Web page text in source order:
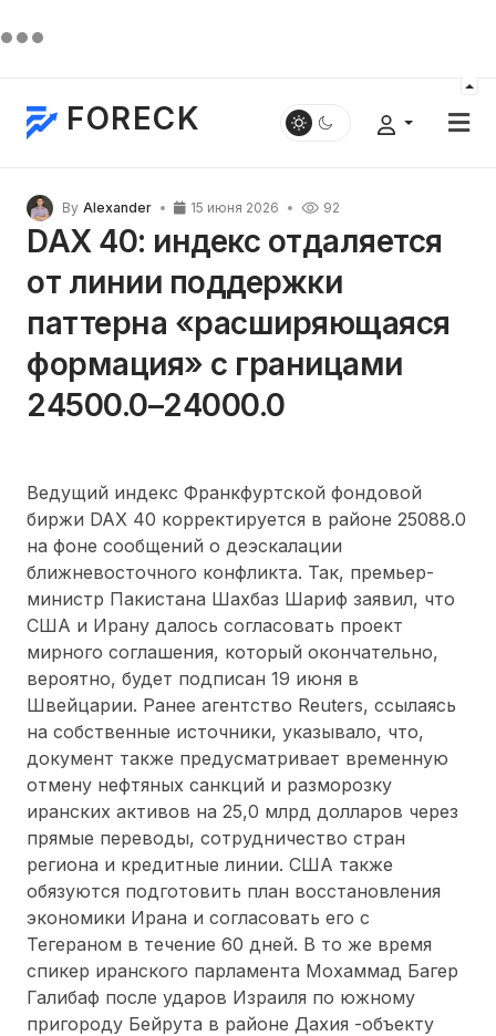
FORECK
By Alexander 15 июня 2026 92
DAX 40: индекс отдаляется
от линии поддержки
паттерна «расширяющаяся
формация» с границами
24500.0–24000.0
Ведущий индекс Франкфуртской фондовой
биржи DAX 40 корректируется в районе 25088.0
на фоне сообщений о деэскалации
ближневосточного конфликта. Так, премьер-
министр Пакистана Шахбаз Шариф заявил, что
США и Ирану далось согласовать проект
мирного соглашения, который окончательно,
вероятно, будет подписан 19 июня в
Швейцарии. Ранее агентство Reuters, ссылаясь
на собственные источники, указывало, что,
документ также предусматривает временную
отмену нефтяных санкций и разморозку
иранских активов на 25,0 млрд долларов через
прямые переводы, сотрудничество стран
региона и кредитные линии. США также
обязуются подготовить план восстановления
экономики Ирана и согласовать его с
Тегераном в течение 60 дней. В то же время
спикер иранского парламента Мохаммад Багер
Галибаф после ударов Израиля по южному
пригороду Бейрута в районе Дахия -объекту